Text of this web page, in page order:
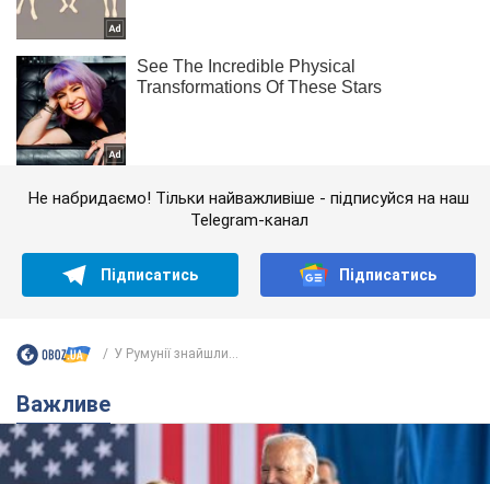
Не набридаємо! Тільки найважливіше - підписуйся на наш
Telegram-канал
Підписатись Підписатись
У Румунії знайшли...
Важливе